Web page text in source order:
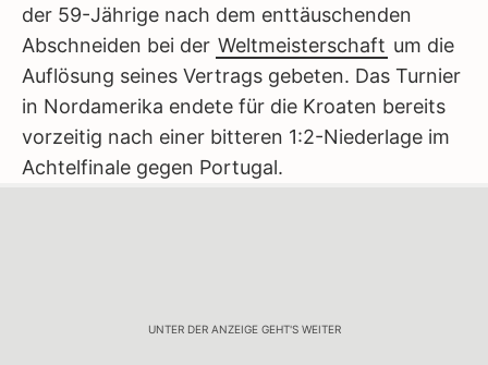
der 59-Jährige nach dem enttäuschenden
Abschneiden bei der Weltmeisterschaft um die
Auflösung seines Vertrags gebeten. Das Turnier
in Nordamerika endete für die Kroaten bereits
vorzeitig nach einer bitteren 1:2-Niederlage im
Achtelfinale gegen Portugal.
UNTER DER ANZEIGE GEHT'S WEITER